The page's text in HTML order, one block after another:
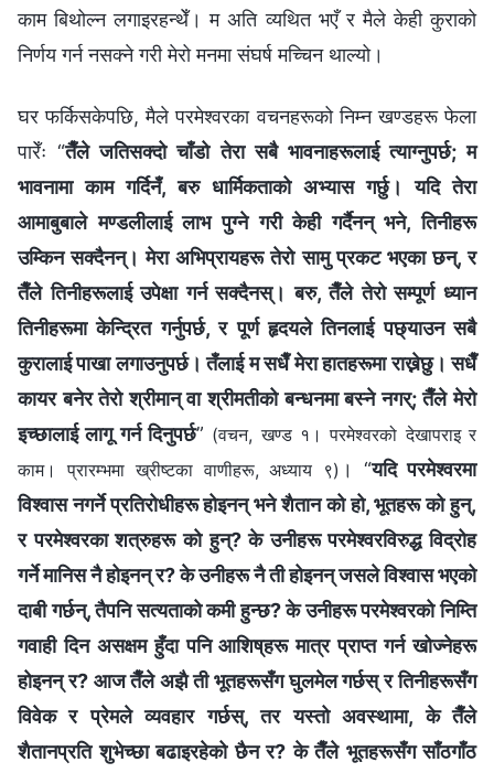
काम बिथोल्न लगाइरहन्थेँ। म अति व्यथित भएँ र मैले केही कुराको
निर्णय गर्न नसक्‍ने गरी मेरो मनमा संघर्ष मच्‍चिन थाल्यो।
घर फर्किसकेपछि, मैले परमेश्‍वरका वचनहरूको निम्‍न खण्डहरू फेला
पारेँः “तैँले जतिसक्दो चाँडो तेरा सबै भावनाहरूलाई त्याग्नुपर्छ; म
भावनामा काम गर्दिनँ, बरु धार्मिकताको अभ्यास गर्छु। यदि तेरा
आमाबुबाले मण्डलीलाई लाभ पुग्ने गरी केही गर्दैनन् भने, तिनीहरू
उम्किन सक्दैनन्। मेरा अभिप्रायहरू तेरो सामु प्रकट भएका छन्, र
तैँले तिनीहरूलाई उपेक्षा गर्न सक्दैनस्। बरु, तैँले तेरो सम्पूर्ण ध्यान
तिनीहरूमा केन्द्रित गर्नुपर्छ, र पूर्ण हृदयले तिनलाई पछ्याउन सबै
कुरालाई पाखा लगाउनुपर्छ। तँलाई म सधैँ मेरा हातहरूमा राख्नेछु। सधैँ
कायर बनेर तेरो श्रीमान् वा श्रीमतीको बन्धनमा बस्‍ने नगर्; तैँले मेरो
इच्छालाई लागू गर्न दिनुपर्छ” (वचन, खण्ड १। परमेश्‍वरको देखापराइ र
काम। प्रारम्‍भमा ख्रीष्‍टका वाणीहरू, अध्याय ९) । “यदि परमेश्‍वरमा
विश्‍वास नगर्ने प्रतिरोधीहरू होइनन् भने शैतान को हो, भूतहरू को हुन्,
र परमेश्‍वरका शत्रुहरू को हुन्? के उनीहरू परमेश्‍वरविरुद्ध विद्रोह
गर्ने मानिस नै होइनन् र? के उनीहरू नै ती होइनन् जसले विश्‍वास भएको
दाबी गर्छन्, तैपनि सत्यताको कमी हुन्छ? के उनीहरू परमेश्‍वरको निम्ति
गवाही दिन असक्षम हुँदा पनि आशिष्‌हरू मात्र प्राप्‍त गर्न खोज्नेहरू
होइनन् र? आज तैँले अझै ती भूतहरूसँग घुलमेल गर्छस् र तिनीहरूसँग
विवेक र प्रेमले व्यवहार गर्छस्, तर यस्तो अवस्थामा, के तैँले
शैतानप्रति शुभेच्छा बढाइरहेको छैन र? के तैँले भूतहरूसँग साँठगाँठ